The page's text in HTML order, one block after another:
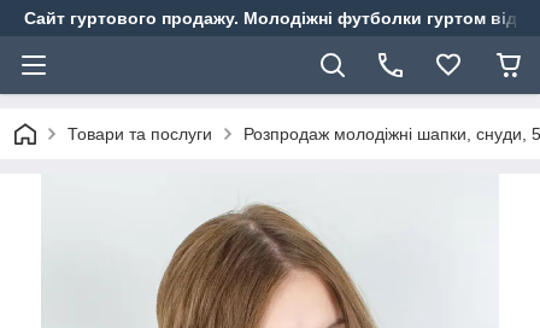
Сайт гуртового продажу. Молодіжні футболки гуртом від
Товари та послуги Розпродаж молодіжні шапки, снуди,